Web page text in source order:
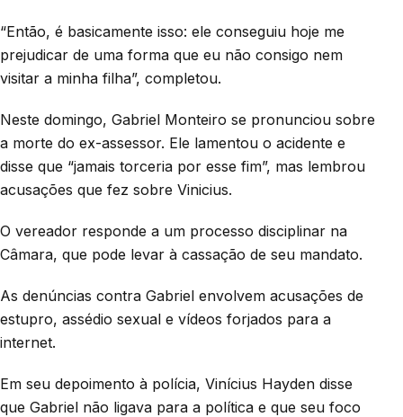
“Então, é basicamente isso: ele conseguiu hoje me
prejudicar de uma forma que eu não consigo nem
visitar a minha filha”, completou.
Neste domingo, Gabriel Monteiro se pronunciou sobre
a morte do ex-assessor. Ele lamentou o acidente e
disse que “jamais torceria por esse fim”, mas lembrou
acusações que fez sobre Vinicius.
O vereador responde a um processo disciplinar na
Câmara, que pode levar à cassação de seu mandato.
As denúncias contra Gabriel envolvem acusações de
estupro, assédio sexual e vídeos forjados para a
internet.
Em seu depoimento à polícia, Vinícius Hayden disse
que Gabriel não ligava para a política e que seu foco